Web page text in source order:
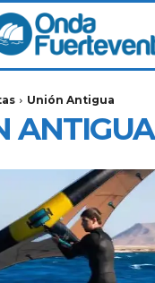
Unión Antigua
ANTIGUA